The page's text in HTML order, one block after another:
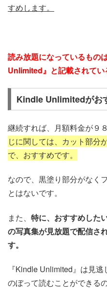
すめします。
読み放題になっているもの
Unlimited』と記載されてい
Kindle Unlimitedがお
継続すれば、月額料金が９
じに関しては、カット部分
で、おすすめです。
なので、黒塗り部分がなく
とはないです。
また、 特に、おすすめした
の写真集が見放題で配信さ
す。
『Kindle Unlimited』は見
のぼって読むことができる